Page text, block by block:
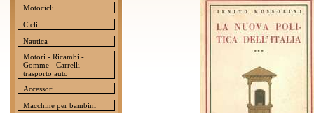
Motocicli
Cicli
Nautica
Motori - Ricambi -
Gomme - Carrelli
trasporto auto
Accessori
Macchine per bambini